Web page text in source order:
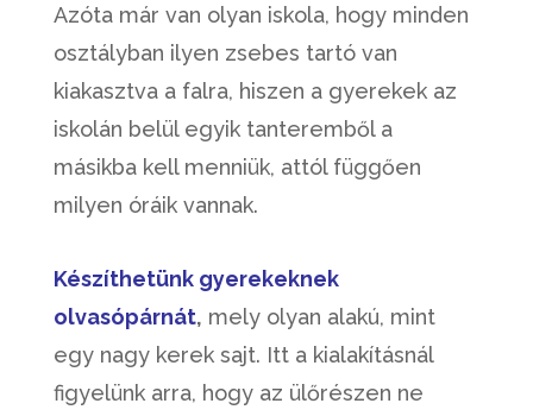
Azóta már van olyan iskola, hogy minden
osztályban ilyen zsebes tartó van
kiakasztva a falra, hiszen a gyerekek az
iskolán belül egyik tanteremből a
másikba kell menniük, attól függően
milyen óráik vannak.
Készíthetünk gyerekeknek
olvasópárnát, mely olyan alakú, mint
egy nagy kerek sajt. Itt a kialakításnál
figyelünk arra, hogy az ülőrészen ne